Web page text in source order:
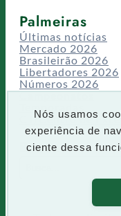
Nós usamos
experiência de
ciente dessa
Palmeiras
Últimas notícias
Mercado 2026
Brasileirão 2026
Libertadores 2026
Números 2026
Campeonatos
Temporadas
CT/Centro de
Busca